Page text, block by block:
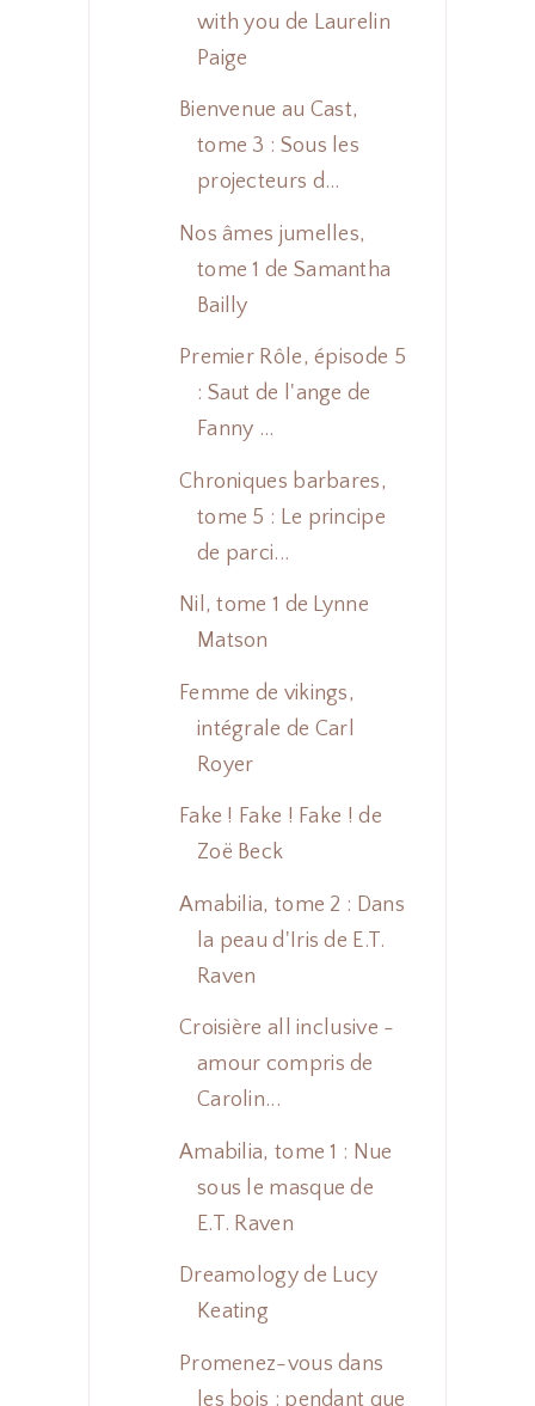
with you de Laurelin
Paige
Bienvenue au Cast,
tome 3 : Sous les
projecteurs d...
Nos âmes jumelles,
tome 1 de Samantha
Bailly
Premier Rôle, épisode 5
: Saut de l'ange de
Fanny ...
Chroniques barbares,
tome 5 : Le principe
de parci...
Nil, tome 1 de Lynne
Matson
Femme de vikings,
intégrale de Carl
Royer
Fake ! Fake ! Fake ! de
Zoë Beck
Amabilia, tome 2 : Dans
la peau d'Iris de E.T.
Raven
Croisière all inclusive -
amour compris de
Carolin...
Amabilia, tome 1 : Nue
sous le masque de
E.T. Raven
Dreamology de Lucy
Keating
Promenez-vous dans
les bois : pendant que